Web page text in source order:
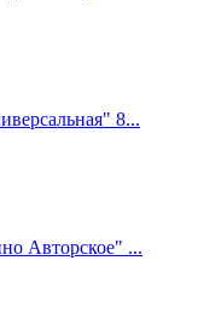
8...
Авторское" ...